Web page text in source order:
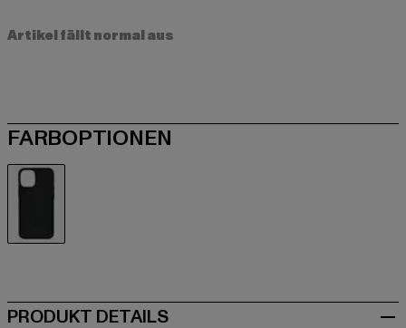
Artikel fällt normal aus
FARBOPTIONEN
PRODUKT DETAILS